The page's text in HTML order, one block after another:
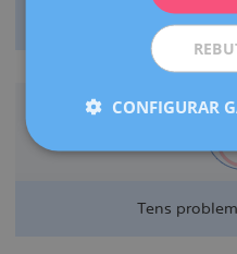
Sents dolor
Tens
CONFIGURAR